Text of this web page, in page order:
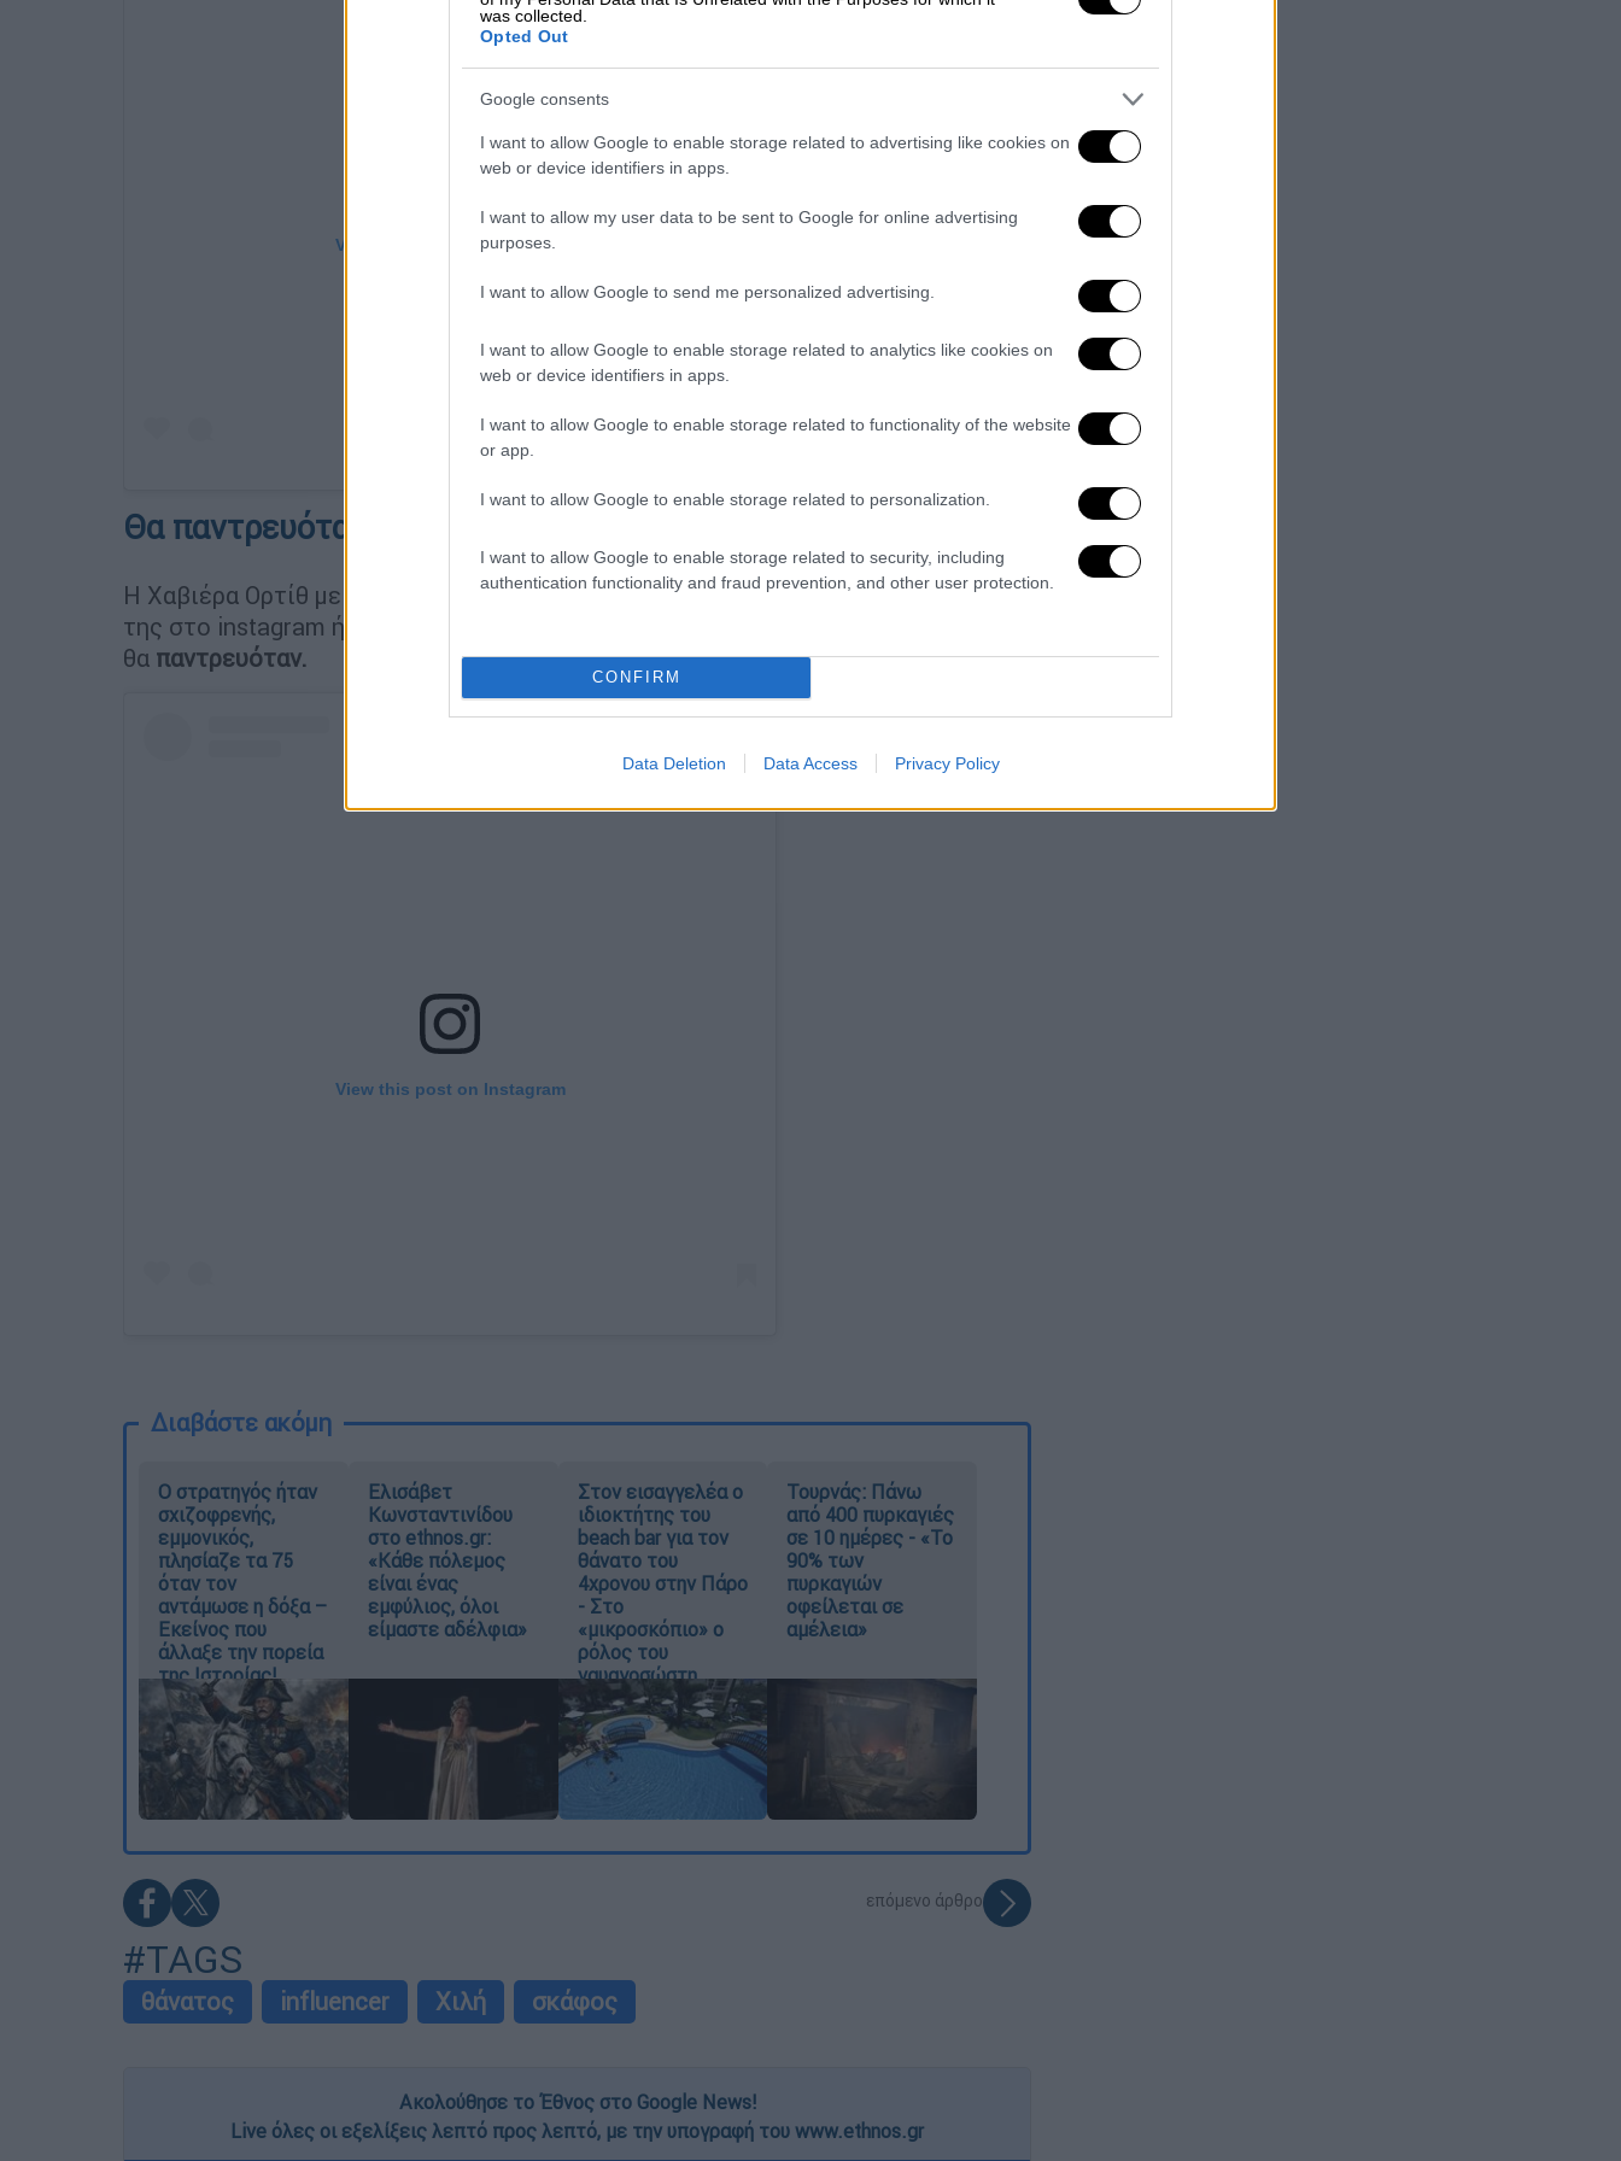
was collected.
Opted Out
Google consents
I want to allow Google to enable storage related to advertising like cookies on
web or device identifiers in apps.
I want to allow my user data to be sent to Google for online advertising
purposes.
I want to allow Google to send me personalized advertising.
I want to allow Google to enable storage related to analytics like cookies on
web or device identifiers in apps.
I want to allow Google to enable storage related to functionality of the website
or app.
I want to allow Google to enable storage related to personalization.
I want to allow Google to enable storage related to security, including
authentication functionality and fraud prevention, and other user protection.
CONFIRM
Data Deletion Data Access Privacy Policy
View this post on Instagram
Θα παντρευόταν σε δύο εβδομάδες
H Χαβιέρα Ορτίθ με περισσότερους από60.000 ακολούθουςστον λογαριασμό
της στο instagram ήταν φωτογράφος και σχεδιάστρια μόδας. Σε δύο εβδομάδες
θα παντρευόταν.
View this post on Instagram
Διαβάστε ακόμη
O στρατηγός ήταν
σχιζοφρενής,
εμμονικός,
πλησίαζε τα 75
όταν τον
αντάμωσε η δόξα –
Εκείνος που
άλλαξε την πορεία
της Ιστορίας!
Ελισάβετ
Κωνσταντινίδου
στο ethnos.gr:
«Κάθε πόλεμος
είναι ένας
εμφύλιος, όλοι
είμαστε αδέλφια»
Στον εισαγγελέα ο
ιδιοκτήτης του
beach bar για τον
θάνατο του
4χρονου στην Πάρο
- Στο
«μικροσκόπιο» ο
ρόλος του
ναυαγοσώστη
Τουρνάς: Πάνω
από 400 πυρκαγιές
σε 10 ημέρες - «Το
90% των
πυρκαγιών
οφείλεται σε
αμέλεια»
επόμενο άρθρο
#TAGS
θάνατος influencer Χιλή σκάφος
Ακολούθησε το Έθνος στο Google News!
Live όλες οι εξελίξεις λεπτό προς λεπτό, με την υπογραφή του www.ethnos.gr